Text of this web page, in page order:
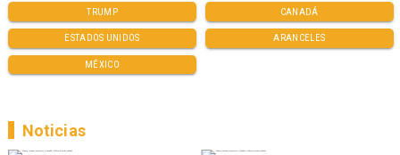
TRUMP CANADÁ
ESTADOS UNIDOS ARANCELES
MÉXICO
Noticias